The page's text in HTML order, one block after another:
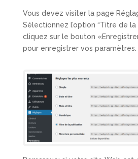
Vous devez visiter la page
Sélectionnez l’option “Titre de la
cliquez sur le bouton
pour enregistrer vos paramètres.